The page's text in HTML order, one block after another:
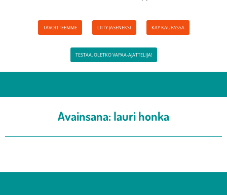
TAVOITTEEMME LIITY JÄSENEKSI KÄY KAUPASSA
TESTAA, OLETKO VAPAA-AJATTELIJA!
Avainsana:lauri honka